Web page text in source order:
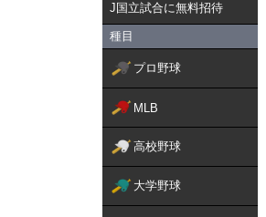
J国立試合に無料招待
種目
プロ野球
MLB
高校野球
大学野球